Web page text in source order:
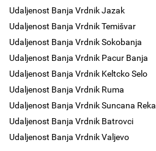
Udaljenost Banja Vrdnik Jazak
Udaljenost Banja Vrdnik Temišvar
Udaljenost Banja Vrdnik Sokobanja
Udaljenost Banja Vrdnik Pacur Banja
Udaljenost Banja Vrdnik Keltcko Selo
Udaljenost Banja Vrdnik Ruma
Udaljenost Banja Vrdnik Suncana Reka
Udaljenost Banja Vrdnik Batrovci
Udaljenost Banja Vrdnik Valjevo